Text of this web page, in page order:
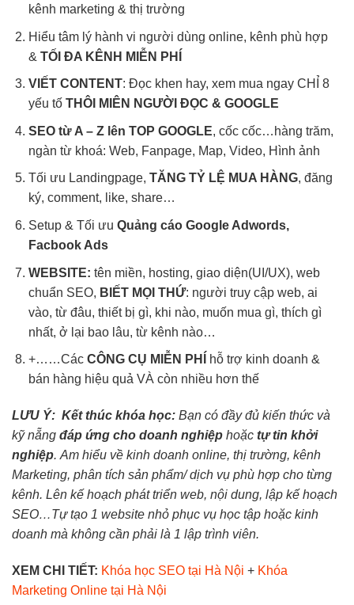
kênh marketing & thị trường
Hiểu tâm lý hành vi người dùng online, kênh phù hợp
& TỐI ĐA KÊNH MIỄN PHÍ
VIẾT CONTENT: Đọc khen hay, xem mua ngay CHỈ 8
yếu tố THÔI MIÊN NGƯỜI ĐỌC & GOOGLE
SEO từ A – Z lên TOP GOOGLE, cốc cốc…hàng trăm,
ngàn từ khoá: Web, Fanpage, Map, Video, Hình ảnh
Tối ưu Landingpage, TĂNG TỶ LỆ MUA HÀNG, đăng
ký, comment, like, share…
Setup & Tối ưu Quảng cáo Google Adwords,
Facbook Ads
WEBSITE: tên miền, hosting, giao diện(UI/UX), web
chuẩn SEO, BIẾT MỌI THỨ: người truy cập web, ai
vào, từ đâu, thiết bị gì, khi nào, muốn mua gì, thích gì
nhất, ở lại bao lâu, từ kênh nào…
+……Các CÔNG CỤ MIỄN PHÍ
hỗ trợ kinh doanh &
bán hàng hiệu quả VÀ còn nhiều hơn thế
LƯU Ý: Kết thúc khóa học: Bạn có đầy đủ kiến thức và
kỹ nẵng đáp ứng cho doanh nghiệp hoặc tự tin khởi
nghiệp. Am hiểu về kinh doanh online, thị trường, kênh
Marketing, phân tích sản phẩm/ dịch vụ phù hợp cho từng
kênh. Lên kế hoạch phát triển web, nội dung, lập kế hoạch
SEO…Tự tạo 1 website nhỏ phục vụ học tập hoặc kinh
doanh mà không cần phải là 1 lập trình viên.
XEM CHI TIẾT: Khóa học SEO tại Hà Nội + Khóa
Marketing Online tại Hà Nội